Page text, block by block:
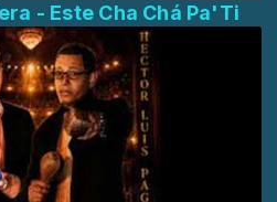
- Este Cha Chá Pa'Ti